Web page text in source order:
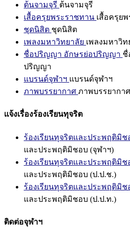
ต้นจามจุรี ต้นจามจุรี
เสื้อครุยพระราชทาน เสื้อครุย
ชุดนิสิต ชุดนิสิต
เพลงมหาวิทยาลัย เพลงมหาวิท
ชื่อปริญญา อักษรย่อปริญญา ชื่
ปริญญา
แบรนด์จุฬาฯ แบรนด์จุฬาฯ
ภาพบรรยากาศ ภาพบรรยากาศ
แจ้งเรื่องร้องเรียนทุจริต
ร้องเรียนทุจริตและประพฤติมิช
และประพฤติมิชอบ (จุฬาฯ)
ร้องเรียนทุจริตและประพฤติมิช
และประพฤติมิชอบ (ป.ป.ช.)
ร้องเรียนทุจริตและประพฤติมิช
และประพฤติมิชอบ (ป.ป.ท.)
ติดต่อจุฬาฯ